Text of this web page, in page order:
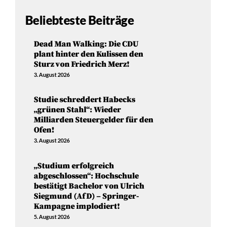
Beliebteste Beiträge
Dead Man Walking: Die CDU
plant hinter den Kulissen den
Sturz von Friedrich Merz!
3. August 2026
Studie schreddert Habecks
„grünen Stahl“: Wieder
Milliarden Steuergelder für den
Ofen!
3. August 2026
„Studium erfolgreich
abgeschlossen“: Hochschule
bestätigt Bachelor von Ulrich
Siegmund (AfD) – Springer-
Kampagne implodiert!
5. August 2026